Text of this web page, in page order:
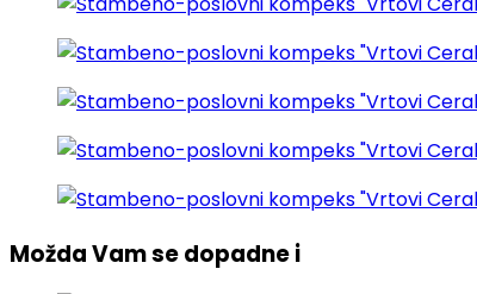
Možda Vam se dopadne i